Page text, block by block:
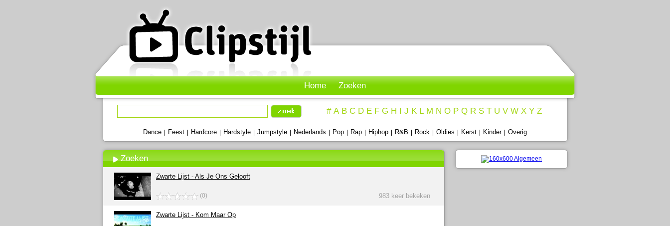
Home Zoeken
# A B C D E F G H I J K L M N O P Q R S T U V W X Y Z
Dance Feest Hardcore Hardstyle Jumpstyle Nederlands Pop Rap Hiphop R&B Rock Oldies Kerst Kinder| Overig
Zoeken
Zwarte Lijst - Als Je Ons Gelooft
(0) 983 keer bekeken
Zwarte Lijst - Kom Maar Op